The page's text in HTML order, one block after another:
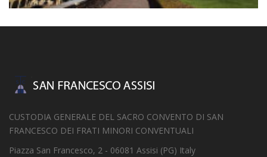
CUSTODIA GENERALE DEL SACRO CONVENTO DI SAN
FRANCESCO DEI FRATI MINORI CONVENTUALI
Piazza San Francesco, 2 - 06081 Assisi (PG) Italy